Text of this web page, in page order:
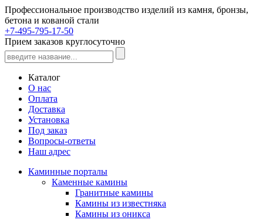
Профессиональное производство изделий из камня, бронзы,
бетона и кованой стали
+7-495-795-17-50
Прием заказов круглосуточно
Каталог
О нас
Оплата
Доставка
Установка
Под заказ
Вопросы-ответы
Наш адрес
Каминные порталы
Каменные камины
Гранитные камины
Камины из известняка
Камины из оникса